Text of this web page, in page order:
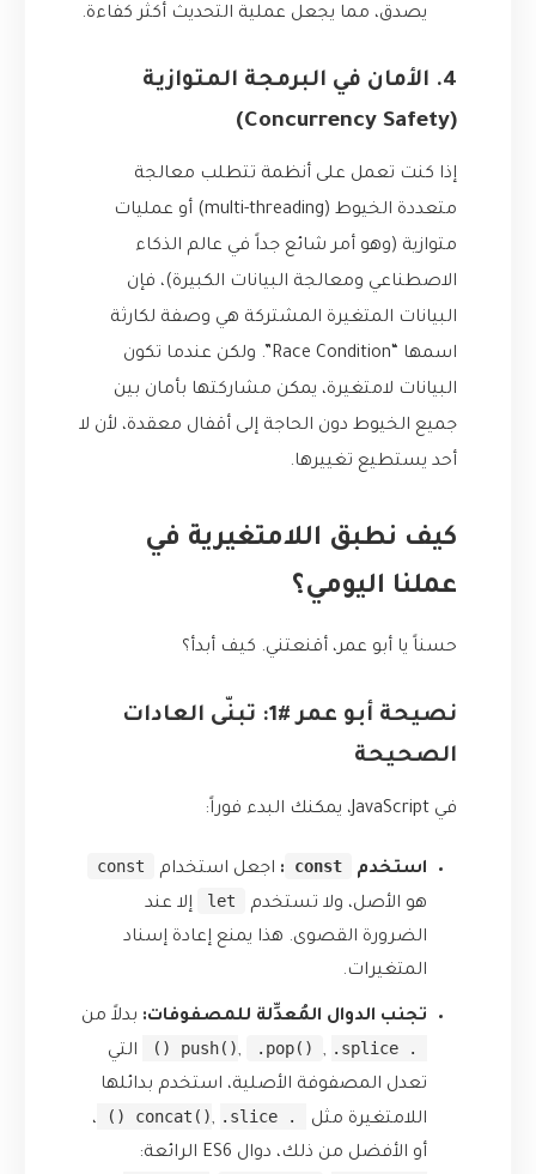
يصدق، مما يجعل عملية التحديث أكثر كفاءة.
4. الأمان في البرمجة المتوازية
(Concurrency Safety)
إذا كنت تعمل على أنظمة تتطلب معالجة
متعددة الخيوط (multi-threading) أو عمليات
متوازية (وهو أمر شائع جداً في عالم الذكاء
الاصطناعي ومعالجة البيانات الكبيرة)، فإن
البيانات المتغيرة المشتركة هي وصفة لكارثة
اسمها “Race Condition”. ولكن عندما تكون
البيانات لامتغيرة، يمكن مشاركتها بأمان بين
جميع الخيوط دون الحاجة إلى أقفال معقدة، لأن لا
أحد يستطيع تغييرها.
كيف نطبق اللامتغيرية في
عملنا اليومي؟
حسناً يا أبو عمر، أقنعتني. كيف أبدأ؟
نصيحة أبو عمر #1: تبنّى العادات
الصحيحة
في JavaScript، يمكنك البدء فوراً:
استخدم const
: اجعل استخدام
const
هو الأصل، ولا تستخدم
let
إلا عند
الضرورة القصوى. هذا يمنع إعادة إسناد
المتغيرات.
تجنب الدوال المُعدِّلة للمصفوفات: بدلاً من
.push()
, .pop() , .splice()
التي
تعدل المصفوفة الأصلية، استخدم بدائلها
اللامتغيرة مثل
.concat()
, .slice()
،
أو الأفضل من ذلك، دوال ES6 الرائعة: